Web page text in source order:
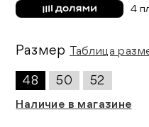
4
Размер Таблица
48 50 52
Наличие в магазине